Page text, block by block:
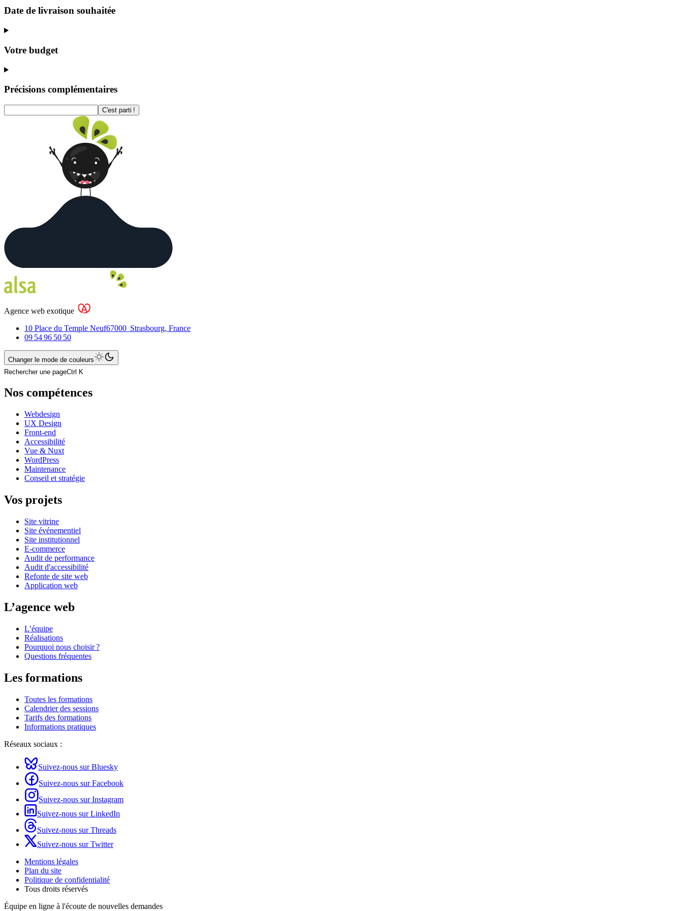
Date de livraison souhaitée
Votre budget
Précisions complémentaires
C'est parti !
Agence web exotique
10 Place du Temple Neuf67000 Strasbourg, France
09 54 96 50 50
Changer le mode de couleurs
Rechercher une pageCtrl K
Nos compétences
Webdesign
UX Design
Front-end
Accessibilité
Vue & Nuxt
WordPress
Maintenance
Conseil et stratégie
Vos projets
Site vitrine
Site événementiel
Site institutionnel
E-commerce
Audit de performance
Audit d'accessibilité
Refonte de site web
Application web
L’agence web
L’équipe
Réalisations
Pourquoi nous choisir ?
Questions fréquentes
Les formations
Toutes les formations
Calendrier des sessions
Tarifs des formations
Informations pratiques
Réseaux sociaux :
Suivez-nous sur Bluesky
Suivez-nous sur Facebook
Suivez-nous sur Instagram
Suivez-nous sur LinkedIn
Suivez-nous sur Threads
Suivez-nous sur Twitter
Mentions légales
Plan du site
Politique de confidentialité
Tous droits réservés
Équipe en ligne à l'écoute de nouvelles demandes